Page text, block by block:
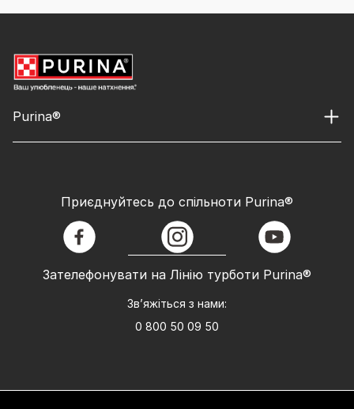
Purina®
Зателефонувати на Лінію турботи Purina®
Зв’яжіться з нами:
0 800 50 09 50
Приєднуйтесь до спільноти Purina®
facebook instagram youtube